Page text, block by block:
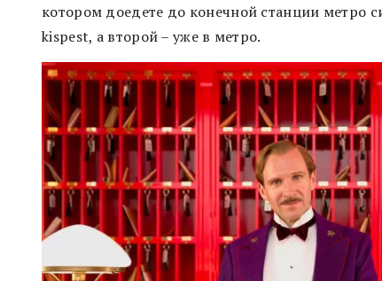
котором доедете до конечной станции метро
kispest, а второй – уже в метро.